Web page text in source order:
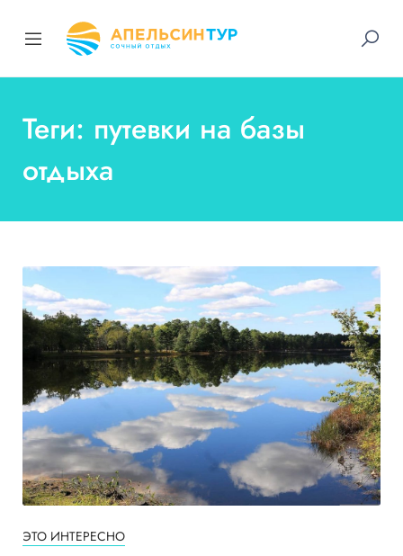
Теги: путевки на базы
отдыха
ЭТО ИНТЕРЕСНО